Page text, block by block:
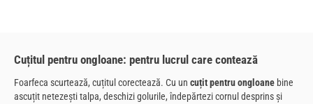
Cuțitul pentru ongloane: pentru lucrul care contează
Foarfeca scurtează, cuțitul corectează. Cu un cuțit pentru ongloane bine
ascuțit netezești talpa, deschizi golurile, îndepărtezi cornul desprins și